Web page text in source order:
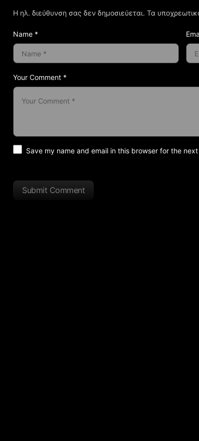
Η ηλ. διεύθυνση σας δεν δημοσιεύεται. Τα
Your Comment *
Name *
Save my name and email in this browser for the
Submit Comment